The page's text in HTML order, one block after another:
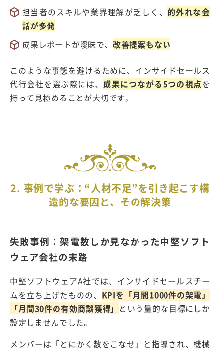
担当者のスキルや業界理解が乏しく、 的外れな会
話が多発
成果レポートが曖昧で、 改善提案もない
このような事態を避けるために、インサイドセールス
代行会社を選ぶ際には、 成果につながる5つの視点を
持って見極めることが大切です。
2. 事例で学ぶ：“人材不足”を引き起こす構
造的な要因と、その解決策
失敗事例：架電数しか見なかった中堅ソフト
ウェア会社の末路
中堅ソフトウェアA社では、インサイドセールスチー
ムを立ち上げたものの、 KPIを「月間1000件の架電」
「月間30件の有効商談獲得」 という量的な目標にしか
設定しませんでした。
メンバーは「とにかく数をこなせ」と指導され、機械